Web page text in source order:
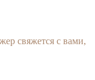
свяжется с вами,